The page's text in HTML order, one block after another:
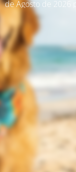
de Agosto de 2026